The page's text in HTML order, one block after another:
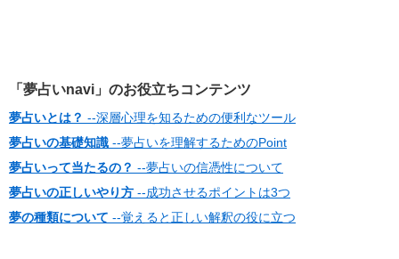
「夢占いnavi」のお役立ちコンテンツ
夢占いとは？ --深層心理を知るための便利なツール
夢占いの基礎知識 --夢占いを理解するためのPoint
夢占いって当たるの？ --夢占いの信憑性について
夢占いの正しいやり方 --成功させるポイントは3つ
夢の種類について --覚えると正しい解釈の役に立つ